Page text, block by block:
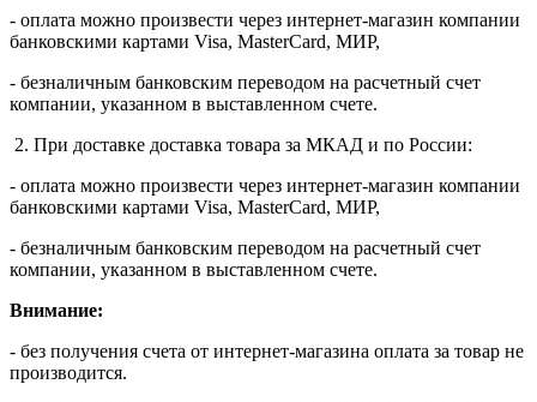
- оплата можно произвести через интернет-магазин компании
банковскими картами Visa, MasterСard, МИР,
- безналичным банковским переводом на расчетный счет
компании, указанном в выставленном счете.
2. При доставке доставка товара за МКАД и по России:
- оплата можно произвести через интернет-магазин компании
банковскими картами Visa, MasterСard, МИР,
- безналичным банковским переводом на расчетный счет
компании, указанном в выставленном счете.
Внимание:
- без получения счета от интернет-магазина оплата за товар не
производится.